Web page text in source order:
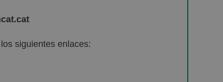
siguientes enlaces: